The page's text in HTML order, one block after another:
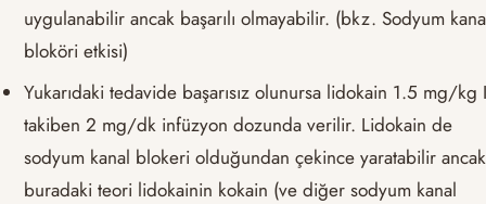
uygulanabilir ancak başarılı olmayabilir. (bkz. Sodyum
bloköri etkisi)
Yukarıdaki tedavide başarısız olunursa lidokain 1.5 mg/kg
takiben 2 mg/dk infüzyon dozunda verilir. Lidokain de
sodyum kanal blokeri olduğundan çekince yaratabilir ancak
buradaki teori lidokainin kokain (ve diğer sodyum kanal